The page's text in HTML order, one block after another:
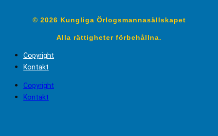
© 2026 Kungliga Örlogsmannasällskapet
Alla rättigheter förbehållna.
Copyright
Kontakt
Copyright
Kontakt